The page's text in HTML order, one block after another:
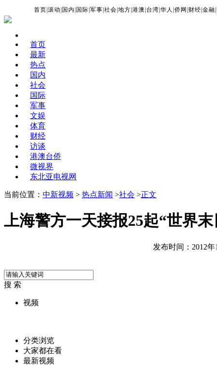
首页 |滚动 国内 国际 |军事 |社会 |地方 |港澳 台湾 |华人 |侨网 财经 |金融 |
首页
最新
热点
国内
社会
国际
军事
文娱
体育
财经
访谈
港澳台侨
微视界
东北亚电视网
当前位置： 中新视频 > 热点新闻 >社会 >正文
上海警方一天接报25起“世界
发布时间：2012年
搜 索
视频
分类浏览
大家都在看
最新视频